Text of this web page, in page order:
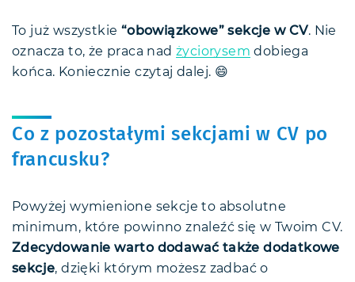
To już wszystkie “obowiązkowe” sekcje w CV. Nie
oznacza to, że praca nad życiorysem dobiega
końca. Koniecznie czytaj dalej. 😄
Co z pozostałymi sekcjami w CV po
francusku?
Powyżej wymienione sekcje to absolutne
minimum, które powinno znaleźć się w Twoim CV.
Zdecydowanie warto dodawać także dodatkowe
sekcje, dzięki którym możesz zadbać o